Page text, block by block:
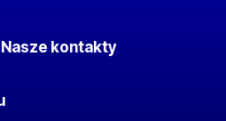
Nasze kontakty